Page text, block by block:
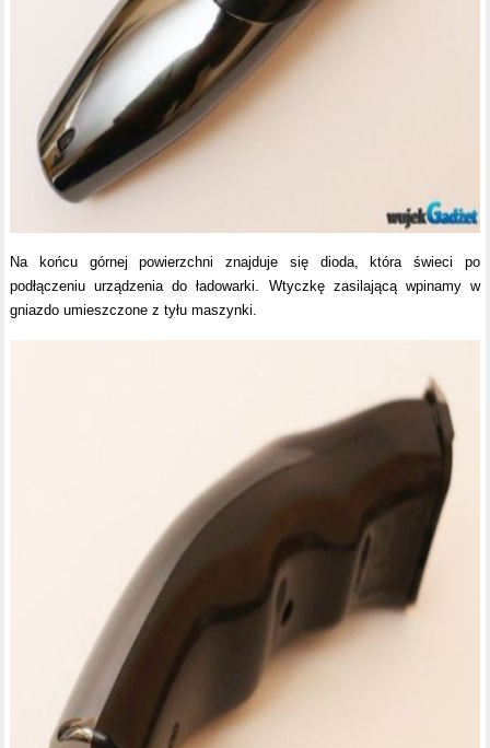
Na końcu górnej powierzchni znajduje się dioda, która świeci po
podłączeniu urządzenia do ładowarki. Wtyczkę zasilającą wpinamy w
gniazdo umieszczone z tyłu maszynki.